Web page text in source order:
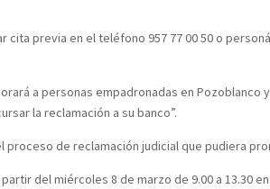
previa en el teléfono 957 77 00 50 o
a personas empadronadas en
la reclamación a su banco”.
de reclamación judicial que pudiera
del miércoles 8 de marzo de 9.00 a 13.30